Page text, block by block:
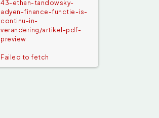
43-ethan-tandowsky-
adyen-finance-functie-is-
continu-in-
verandering/artikel-pdf-
preview
Failed to fetch